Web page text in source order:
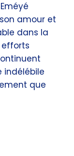
amour et
dans la
efforts
indélébile
que